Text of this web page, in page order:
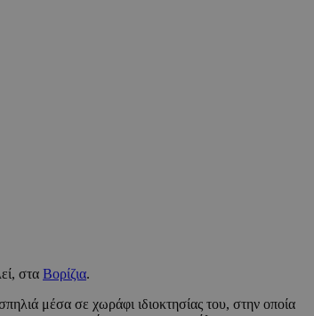
στα Βορίζια.
μέσα σε χωράφι ιδιοκτησίας του, στην οποία